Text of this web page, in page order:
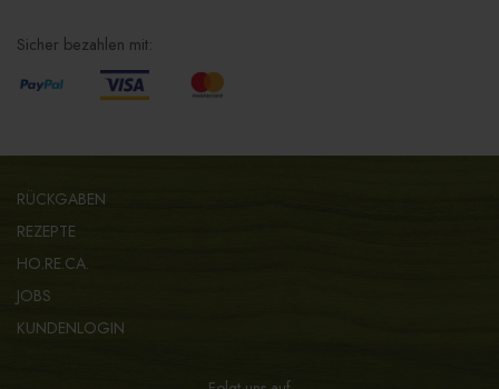
Sicher bezahlen mit:
RÜCKGABEN
REZEPTE
HO.RE.CA.
JOBS
KUNDENLOGIN